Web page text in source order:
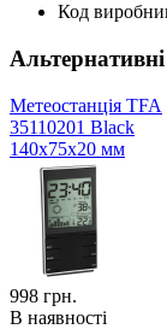
Код
Метеостанція TFA
35110201 Black
140х75х20 мм
998 грн.
В наявності